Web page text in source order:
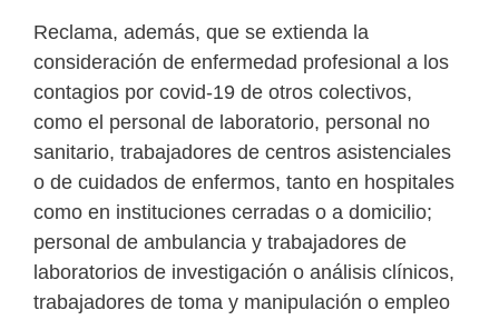
Reclama, además, que se extienda la
consideración de enfermedad profesional a los
contagios por covid-19 de otros colectivos,
como el personal de laboratorio, personal no
sanitario, trabajadores de centros asistenciales
o de cuidados de enfermos, tanto en hospitales
como en instituciones cerradas o a domicilio;
personal de ambulancia y trabajadores de
laboratorios de investigación o análisis clínicos,
trabajadores de toma y manipulación o empleo